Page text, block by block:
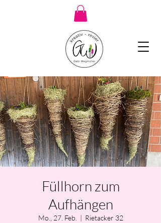
Füllhorn zum
Aufhängen
Mo., 27. Feb. Rietacker 32